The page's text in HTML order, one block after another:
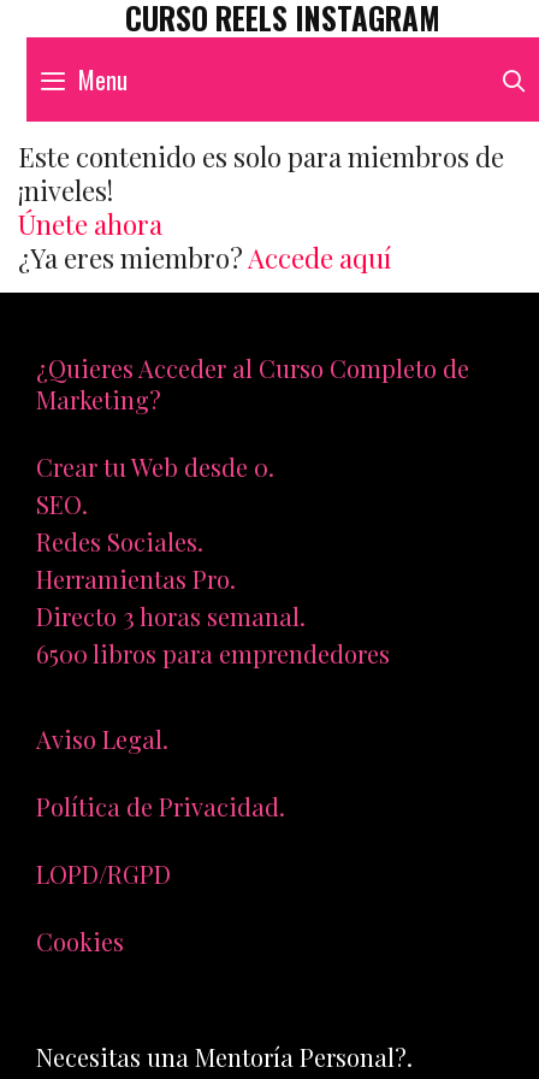
CURSO REELS INSTAGRAM
Menu
Este contenido es solo para miembros de
¡niveles!
Únete ahora
¿Ya eres miembro?Accede aquí
¿Quieres Acceder al Curso Completo de
Marketing?
Crear tu Web desde 0.
SEO.
Redes Sociales.
Herramientas Pro.
Directo 3 horas semanal.
6500 libros para emprendedores
Aviso Legal.
Política de Privacidad.
LOPD/RGPD
Cookies
Necesitas una Mentoría Personal?.